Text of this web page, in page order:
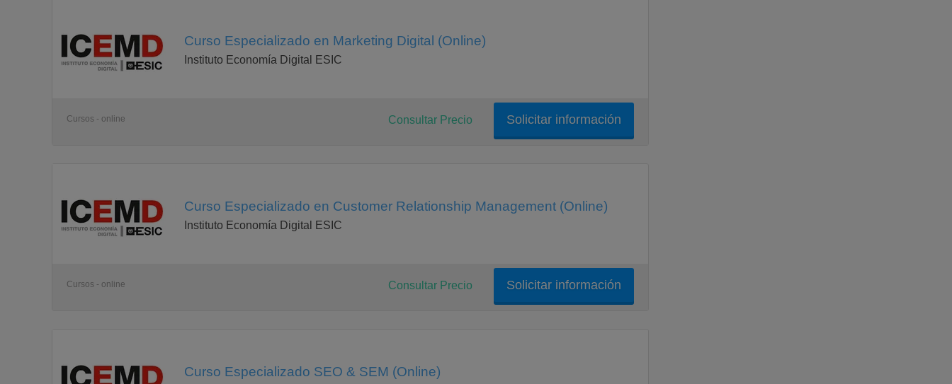
Curso Especializado en Marketing Digital (Online)
Instituto Economía Digital ESIC
Cursos - online Solicitar información
Consultar Precio
Curso Especializado en Customer Relationship Management (Online)
Instituto Economía Digital ESIC
Cursos - online Solicitar información
Consultar Precio
Curso Especializado SEO & SEM (Online)